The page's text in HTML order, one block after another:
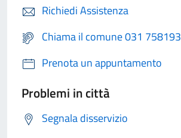
Richiedi Assistenza
Chiama il comune 031 758193
Prenota un appuntamento
Problemi in città
Segnala disservizio